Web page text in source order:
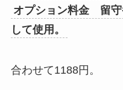
オプション料金 留
して使用。
合わせて1188円。